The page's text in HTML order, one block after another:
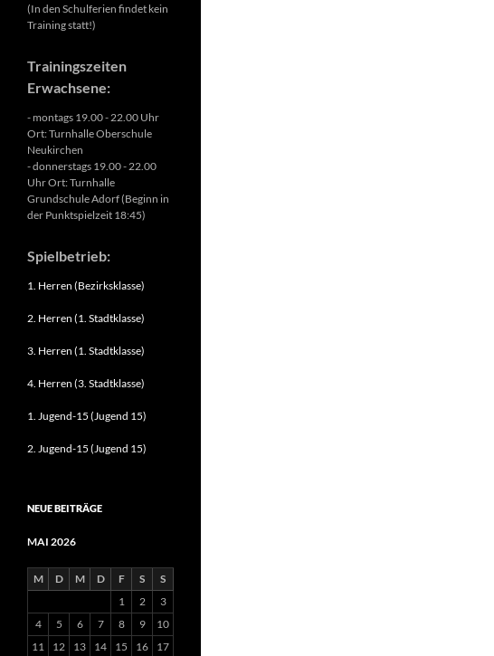
(In den Schulferien findet kein
Training statt!)
Trainingszeiten
Erwachsene:
- montags 19.00 - 22.00 Uhr
Ort: Turnhalle Oberschule
Neukirchen
- donnerstags 19.00 - 22.00
Uhr Ort: Turnhalle
Grundschule Adorf (Beginn in
der Punktspielzeit 18:45)
Spielbetrieb:
1. Herren (Bezirksklasse)
2. Herren (1. Stadtklasse)
3. Herren (1. Stadtklasse)
4. Herren (3. Stadtklasse)
1. Jugend-15 (Jugend 15)
2. Jugend-15 (Jugend 15)
NEUE BEITRÄGE
MAI 2026
M D M D F S
S
1
2
3
4
5 6 7 8 9
10
11
12 13 14 15 16
17